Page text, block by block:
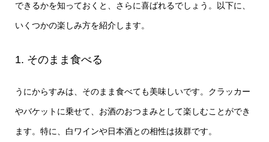
できるかを知っておくと、さらに喜ばれるでしょう。以下に、
いくつかの楽しみ方を紹介します。
1. そのまま食べる
うにからすみは、そのまま食べても美味しいです。クラッカー
やバケットに乗せて、お酒のおつまみとして楽しむことができ
ます。特に、白ワインや日本酒との相性は抜群です。